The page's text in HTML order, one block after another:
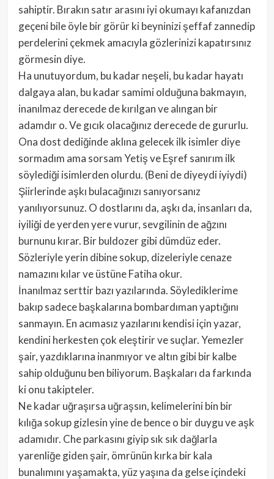
sahiptir. Bırakın satır arasını iyi okumayı kafanızdan
geçeni bile öyle bir görür ki beyninizi şeffaf zannedip
perdelerini çekmek amacıyla gözlerinizi kapatırsınız
görmesin diye.
Ha unutuyordum, bu kadar neşeli, bu kadar hayatı
dalgaya alan, bu kadar samimi olduğuna bakmayın,
inanılmaz derecede de kırılgan ve alıngan bir
adamdır o. Ve gıcık olacağınız derecede de gururlu.
Ona dost dediğinde aklına gelecek ilk isimler diye
sormadım ama sorsam Yetiş ve Eşref sanırım ilk
söylediği isimlerden olurdu. (Beni de diyeydi iyiydi)
Şiirlerinde aşkı bulacağınızı sanıyorsanız
yanılıyorsunuz. O dostlarını da, aşkı da, insanları da,
iyiliği de yerden yere vurur, sevgilinin de ağzını
burnunu kırar. Bir buldozer gibi dümdüz eder.
Sözleriyle yerin dibine sokup, dizeleriyle cenaze
namazını kılar ve üstüne Fatiha okur.
İnanılmaz serttir bazı yazılarında. Söylediklerime
bakıp sadece başkalarına bombardıman yaptığını
sanmayın. En acımasız yazılarını kendisi için yazar,
kendini herkesten çok eleştirir ve suçlar. Yemezler
şair, yazdıklarına inanmıyor ve altın gibi bir kalbe
sahip olduğunu ben biliyorum. Başkaları da farkında
ki onu takipteler.
Ne kadar uğraşırsa uğraşsın, kelimelerini bin bir
kılığa sokup gizlesin yine de bence o bir duygu ve aşk
adamıdır. Che parkasını giyip sık sık dağlarla
yarenliğe giden şair, ömrünün kırka bir kala
bunalımını yaşamakta, yüz yaşına da gelse içindeki